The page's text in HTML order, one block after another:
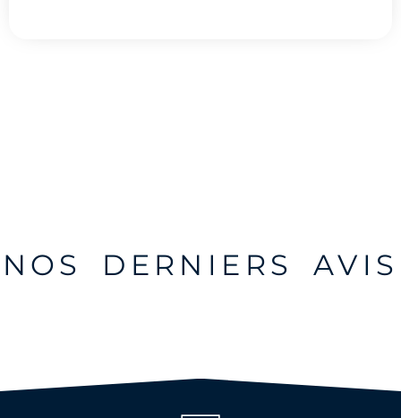
NOS DERNIERS AVIS